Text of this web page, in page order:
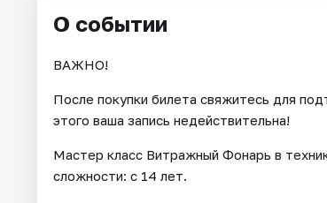
О событии
ВАЖНО!
После покупки билета свяжитесь для
этого ваша запись недействительна!
Мастер класс Витражный Фонарь в
сложности: с 14 лет.